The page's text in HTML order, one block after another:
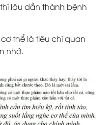
lâu dần thành bệnh
thể là tiêu chí quan
nhớ.